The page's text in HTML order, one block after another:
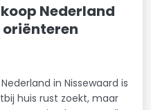
Nederland
oriënteren
in Nissewaard is
huis rust zoekt, maar